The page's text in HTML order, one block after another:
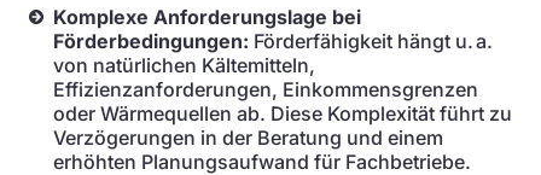
Komplexe Anforderungslage bei
Förderbedingungen: Förderfähigkeit hängt u. a.
von natürlichen Kältemitteln,
Effizienzanforderungen, Einkommensgrenzen
oder Wärmequellen ab. Diese Komplexität führt zu
Verzögerungen in der Beratung und einem
erhöhten Planungsaufwand für Fachbetriebe.